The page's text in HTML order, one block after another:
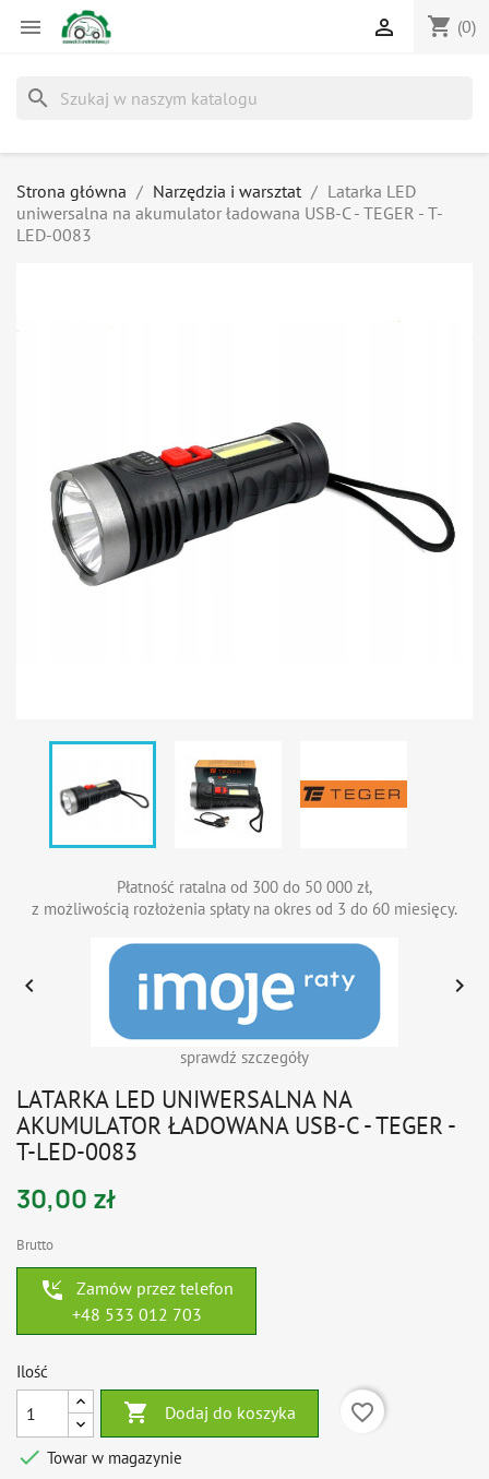
 shopping_cart (0)

search
Strona główna Narzędzia i warsztat
Latarka LED
uniwersalna na akumulator ładowana USB-C - TEGER - T-
LED-0083
Płatność ratalna od 300 do 50 000 zł,
z możliwością rozłożenia spłaty na okres od 3 do 60 miesięcy.
sprawdź szczegóły
 
LATARKA LED UNIWERSALNA NA
AKUMULATOR ŁADOWANA USB-C - TEGER -
T-LED-0083
30,00 zł
Brutto
phone_callback
Zamów przez telefon
+48 533 012 703
Ilość
 Dodaj do koszyka
favorite_border
 Towar w magazynie